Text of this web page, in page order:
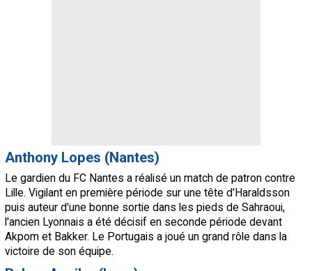
Anthony Lopes (Nantes)
Le gardien du FC Nantes a réalisé un match de patron contre
Lille. Vigilant en première période sur une tête d'Haraldsson
puis auteur d'une bonne sortie dans les pieds de Sahraoui,
l'ancien Lyonnais a été décisif en seconde période devant
Akpom et Bakker. Le Portugais a joué un grand rôle dans la
victoire de son équipe.